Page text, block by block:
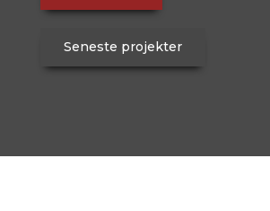
Seneste projekter